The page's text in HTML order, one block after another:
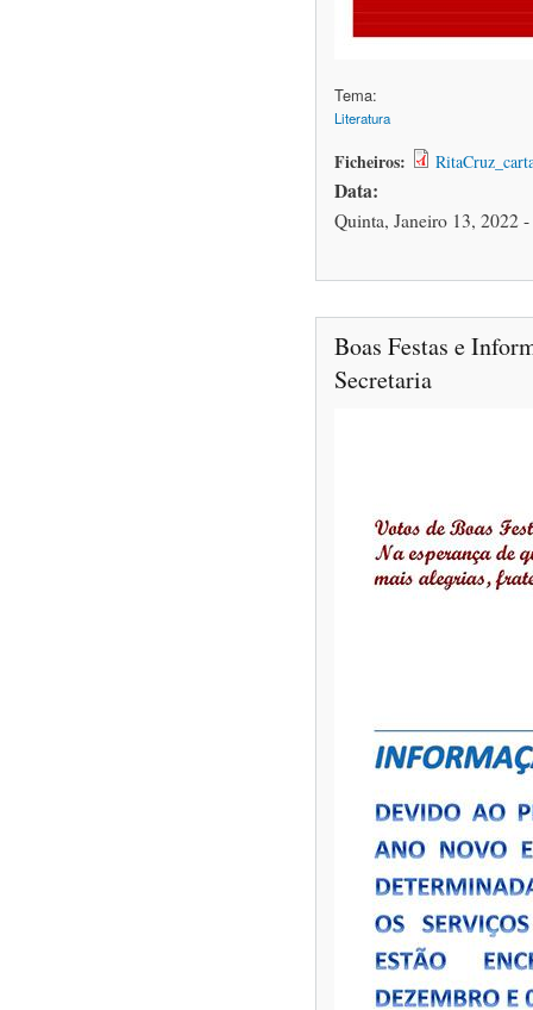
Tema:
Literatura
Ficheiros:
Data:
Quinta, Janeiro 13, 2022
Boas Festas e
Secretaria